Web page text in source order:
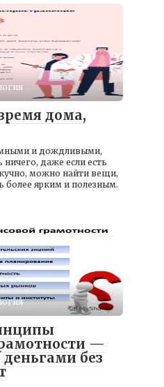
дома,
и дождливыми,
ничего, даже если есть
можно найти вещи,
более ярким и полезным.
—
без